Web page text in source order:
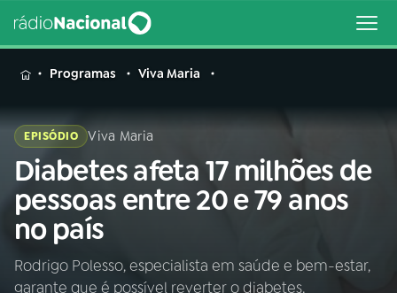
MENU
Buscar
na
Rádio
Nacional
Buscar
AO VIVO
Programas Viva Maria
EPISÓDIO Viva Maria
Diabetes afeta 17 milhões de
pessoas entre 20 e 79 anos
no país
Rodrigo Polesso, especialista em saúde e bem-estar,
garante que é possível reverter o diabetes.